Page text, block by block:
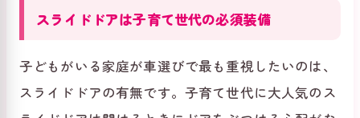
スライドドアは子育て世代の必須装備
子どもがいる家庭が車選びで最も重視したいのは、
スライドドアの有無です。子育て世代に大人気のス